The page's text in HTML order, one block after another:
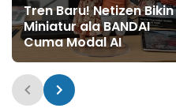
Tren Baru! Netizen Bikin
Miniatur ala BANDAI
Cuma Modal AI